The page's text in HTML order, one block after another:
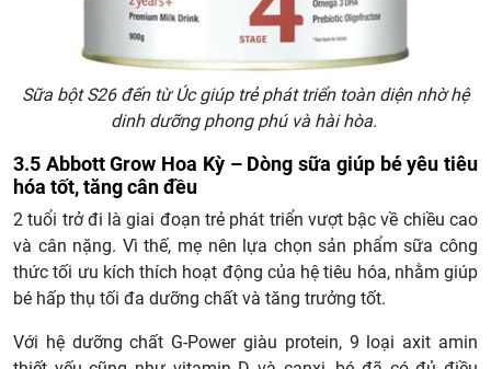
Sữa bột S26 đến từ Úc giúp trẻ phát triển toàn diện nhờ hệ
dinh dưỡng phong phú và hài hòa.
3.5 Abbott Grow Hoa Kỳ – Dòng sữa giúp bé yêu tiêu
hóa tốt, tăng cân đều
2 tuổi trở đi là giai đoạn trẻ phát triển vượt bậc về chiều cao
và cân nặng. Vì thế, mẹ nên lựa chọn sản phẩm sữa công
thức tối ưu kích thích hoạt động của hệ tiêu hóa, nhằm giúp
bé hấp thụ tối đa dưỡng chất và tăng trưởng tốt.
Với hệ dưỡng chất G-Power giàu protein, 9 loại axit amin